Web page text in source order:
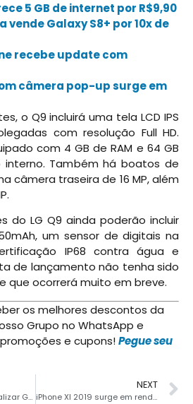
5 GB de internet por R$9,90
vende Galaxy S8+ por 10x de
recebe update com
câmera pop-up surge em
o Q9 incluirá uma tela LCD IPS
com resolução Full HD.
com 4 GB de RAM e 64 GB
Também há boatos de
câmera traseira de 16 MP, além
do LG Q9 ainda poderão incluir
um sensor de digitais na
IP68 contra água e
de lançamento não tenha sido
que ocorrerá muito em breve.
os melhores descontos da
Grupo no WhatsApp e
e cupons!Pegue seu
Samsung deverá atualizar Galaxy J8 e A6+ para o Android 9
NEXT
iPhone XI 2019 surge em renderização com câmera tripla